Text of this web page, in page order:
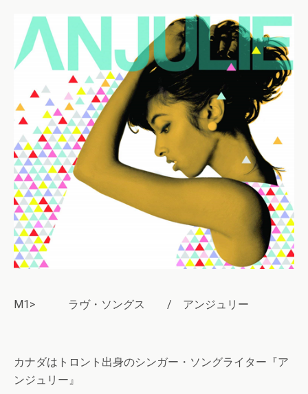
M1> ラヴ・ソングス / アンジュリー
カナダはトロント出身のシンガー・ソングライター『ア
ンジュリー』